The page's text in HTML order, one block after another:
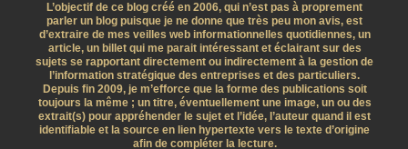
L’objectif de ce blog créé en 2006, qui n’est pas à proprement
parler un blog puisque je ne donne que très peu mon avis, est
d’extraire de mes veilles web informationnelles quotidiennes, un
article, un billet qui me parait intéressant et éclairant sur des
sujets se rapportant directement ou indirectement à la gestion de
l’information stratégique des entreprises et des particuliers.
Depuis fin 2009, je m’efforce que la forme des publications soit
toujours la même ; un titre, éventuellement une image, un ou des
extrait(s) pour appréhender le sujet et l’idée, l’auteur quand il est
identifiable et la source en lien hypertexte vers le texte d’origine
afin de compléter la lecture.